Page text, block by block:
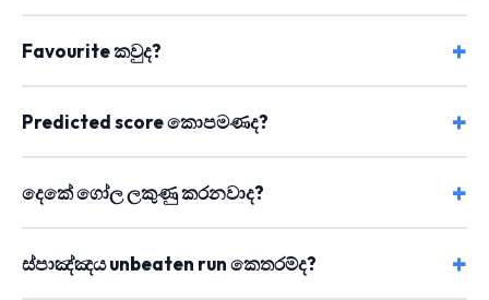
Favourite කවුද?
Predicted score කොපමණද?
දෙකේ ගෝල ලකුණු කරනවාද?
ස්පාඤ්ඤය unbeaten run කෙතරම්ද?